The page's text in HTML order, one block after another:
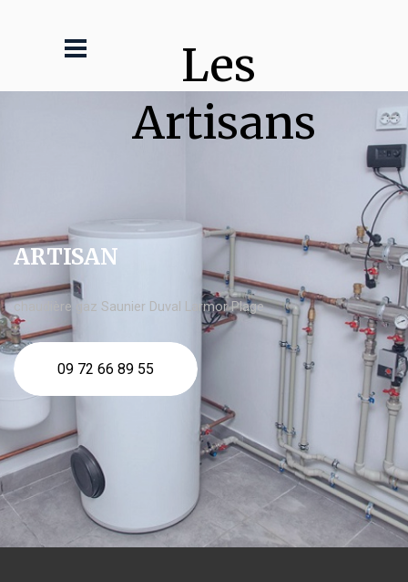
Les
Artisans
ARTISAN
chaudière gaz Saunier Duval Larmor Plage
09 72 66 89 55